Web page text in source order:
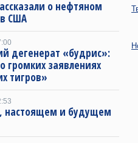
о нефтяном
США
дегенерат «будрис»:
громких заявлениях
тигров»
настоящем и будущем